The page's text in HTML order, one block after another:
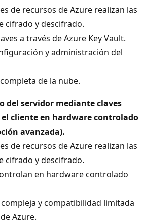
de recursos de Azure realizan las
cifrado y descifrado.
a través de Azure Key Vault.
y administración del
de la nube.
del servidor mediante claves
cliente en hardware controlado
avanzada).
de recursos de Azure realizan las
cifrado y descifrado.
en hardware controlado
y compatibilidad limitada
Azure.